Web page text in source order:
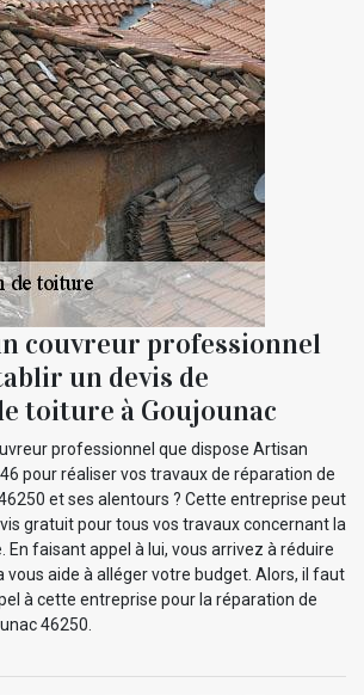
couvreur professionnel
un devis de
toiture à Goujounac
professionnel que dispose Artisan
pour réaliser vos travaux de réparation de
et ses alentours ? Cette entreprise peut
gratuit pour tous vos travaux concernant la
En faisant appel à lui, vous arrivez à réduire
vous aide à alléger votre budget. Alors, il faut
à cette entreprise pour la réparation de
46250.